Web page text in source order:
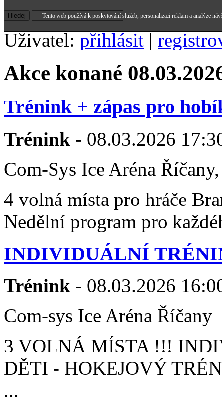
Uživatel: přihlásit |
Akce konané
Trénink + zápas pro
Trénink - 08.03.2026
Com-Sys Ice Aréna
4 volná místa pro hráče
Nedělní program pro
INDIVIDUÁLNÍ
Trénink - 08.03.2026
Com-sys Ice Aréna Říčany
3 VOLNÁ MÍSTA !!!
DĚTI - HOKEJOVÝ
...
Tento web používá k poskytování služeb, personalizaci reklam a analýze